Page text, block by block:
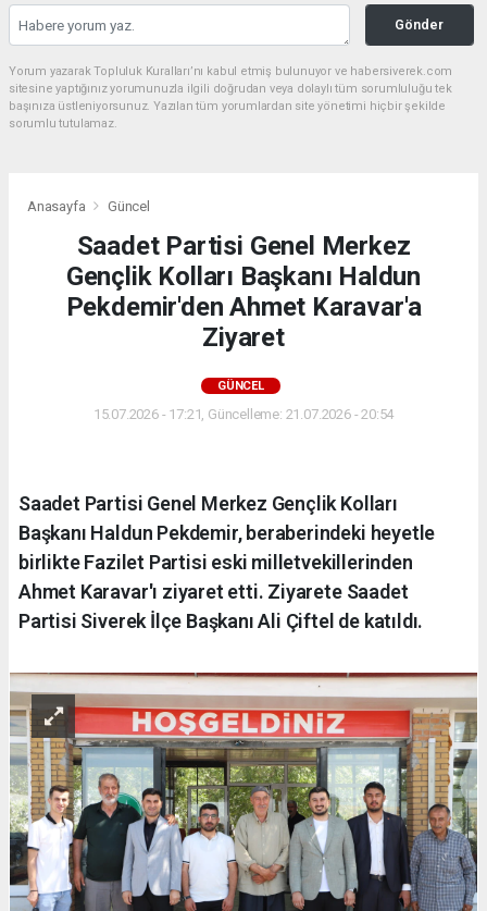
Gönder
Yorum yazarak Topluluk Kuralları’nı kabul etmiş bulunuyor ve habersiverek.com
sitesine yaptığınız yorumunuzla ilgili doğrudan veya dolaylı tüm sorumluluğu tek
başınıza üstleniyorsunuz. Yazılan tüm yorumlardan site yönetimi hiçbir şekilde
sorumlu tutulamaz.
Anasayfa Güncel
Saadet Partisi Genel Merkez
Gençlik Kolları Başkanı Haldun
Pekdemir'den Ahmet Karavar'a
Ziyaret
GÜNCEL
15.07.2026 - 17:21, Güncelleme: 21.07.2026 - 20:54
Saadet Partisi Genel Merkez Gençlik Kolları
Başkanı Haldun Pekdemir, beraberindeki heyetle
birlikte Fazilet Partisi eski milletvekillerinden
Ahmet Karavar'ı ziyaret etti. Ziyarete Saadet
Partisi Siverek İlçe Başkanı Ali Çiftel de katıldı.